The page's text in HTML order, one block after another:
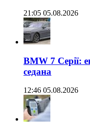
21:05 05.08.2026
BMW 7 Серії:
седана
12:46 05.08.2026